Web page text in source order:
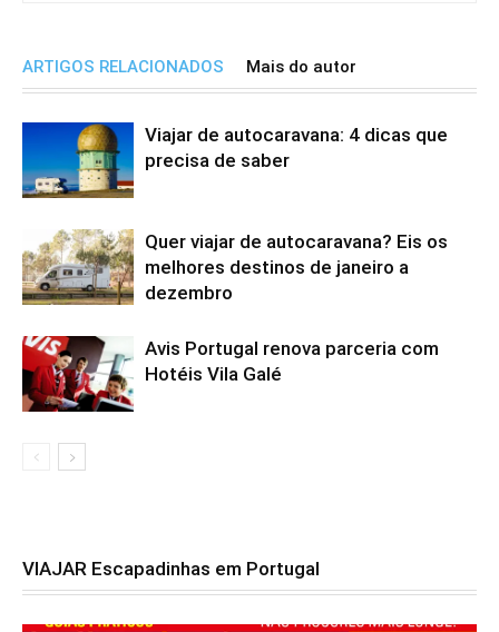
ARTIGOS RELACIONADOS Mais do autor
Viajar de autocaravana: 4 dicas que
precisa de saber
Quer viajar de autocaravana? Eis os
melhores destinos de janeiro a
dezembro
Avis Portugal renova parceria com
Hotéis Vila Galé
VIAJAR Escapadinhas em Portugal